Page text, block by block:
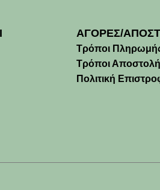
ΑΓΟΡΕΣ/
Τρόποι
Τρόποι
Πολιτική